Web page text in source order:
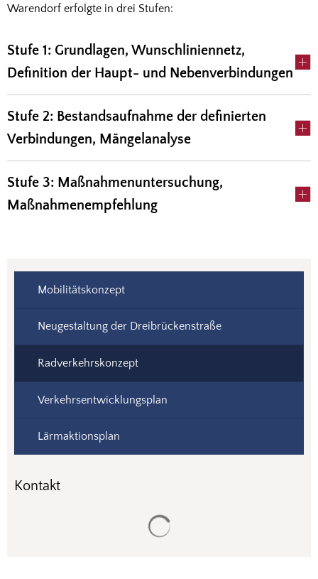
Warendorf erfolgte in drei Stufen:
Stufe 1: Grundlagen, Wunschliniennetz,
Definition der Haupt- und Nebenverbindungen
Stufe 2: Bestandsaufnahme der definierten
Verbindungen, Mängelanalyse
Stufe 3: Maßnahmenuntersuchung,
Maßnahmenempfehlung
Mobilitätskonzept
Neugestaltung der Dreibrückenstraße
Radverkehrskonzept
Verkehrsentwicklungsplan
Lärmaktionsplan
Kontakt